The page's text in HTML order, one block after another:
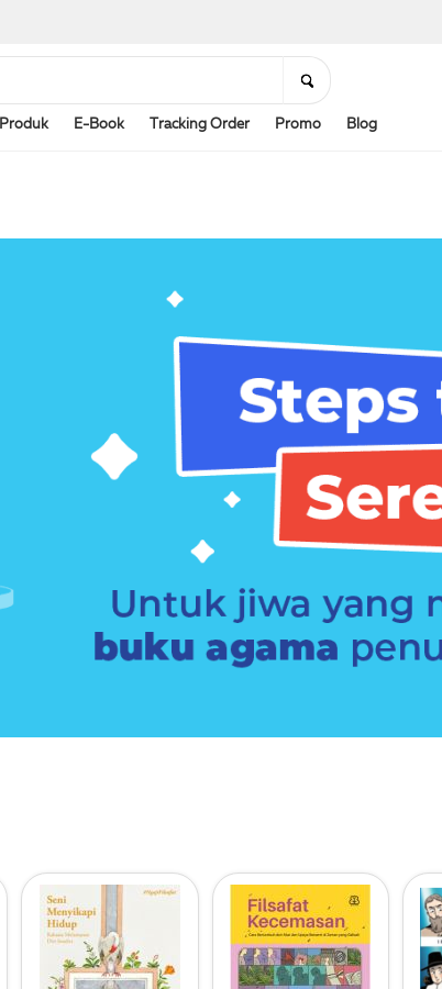
Produk E-Book Tracking Order Promo Blog